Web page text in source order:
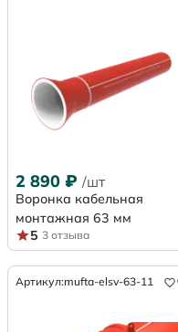
2 890 ₽ /шт
Воронка кабельная
монтажная 63 мм
5 3 отзыва
Артикул:mufta-elsv-63-11